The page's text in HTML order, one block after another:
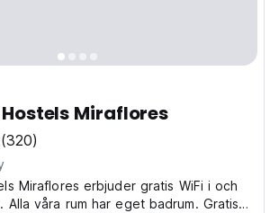
Miraflores
(320)
Miraflores erbjuder gratis WiFi i och
Alla våra rum har eget badrum. Gratis